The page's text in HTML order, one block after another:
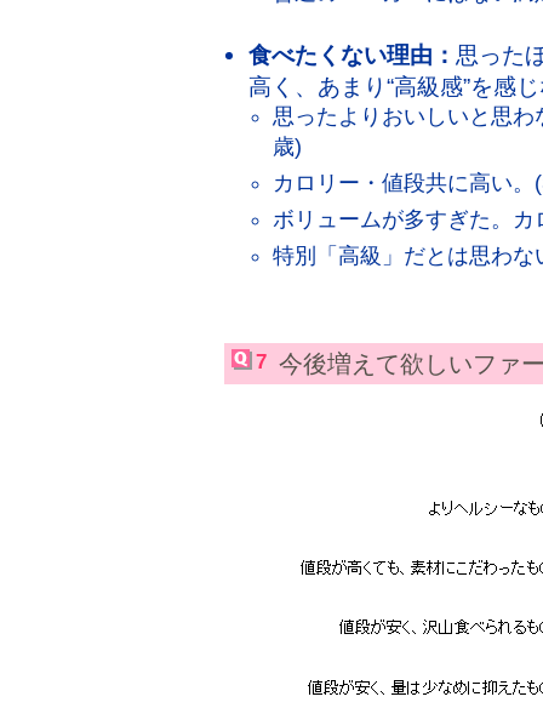
食べたくない理由： 思った
高く、あまり“高級感”を感
思ったよりおいしいと思
歳)
カロリー・値段共に高い。
ボリュームが多すぎた。
特別「高級」だとは思わ
7 今後増えて欲しいファ